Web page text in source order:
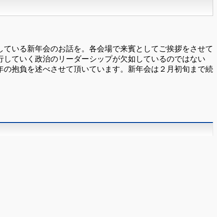
いる新年会のお話を。各会場で来賓としてご挨拶をさせて
ていく政治のリーダーシップが欠如しているのではない
抱負を述べさせて頂いています。新年会は２月初旬まで続